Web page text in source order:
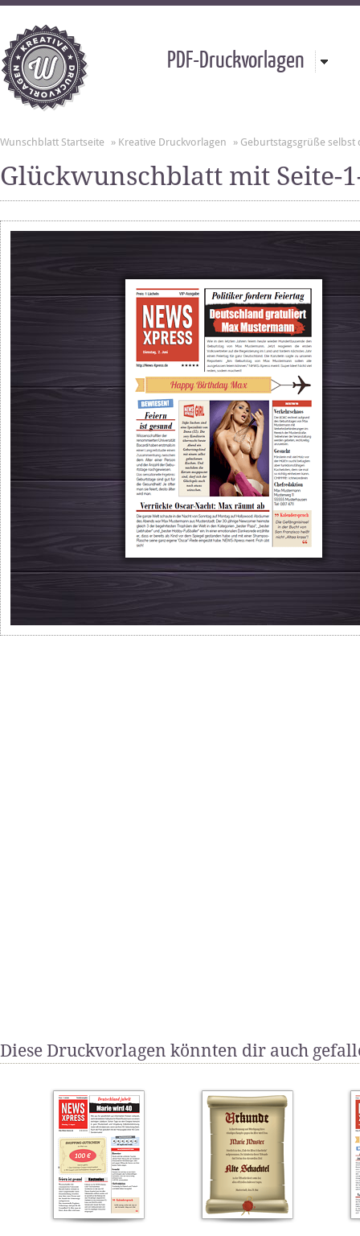
PDF-Druckvorlagen
Wunschblatt Startseite » Kreative Druckvorlagen » Geburtstagsgrüße selbst
Glückwunschblatt mit Seite-
Diese Druckvorlagen könnten dir auch